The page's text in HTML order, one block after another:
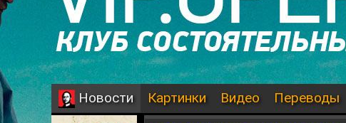
Новости Картинки Видео Переводы